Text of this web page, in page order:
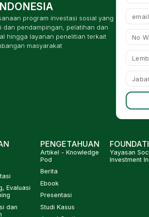
program investasi sosial yang
pendampingan, pelatihan dan
hingga layanan penelitian terkait
masyarakat
Evaluasi
dan
PENGETAHUAN
Artikel - Knowledge
Pod
Berita
Ebook
Presentasi
Studi Kasus
Yayasan
Investment